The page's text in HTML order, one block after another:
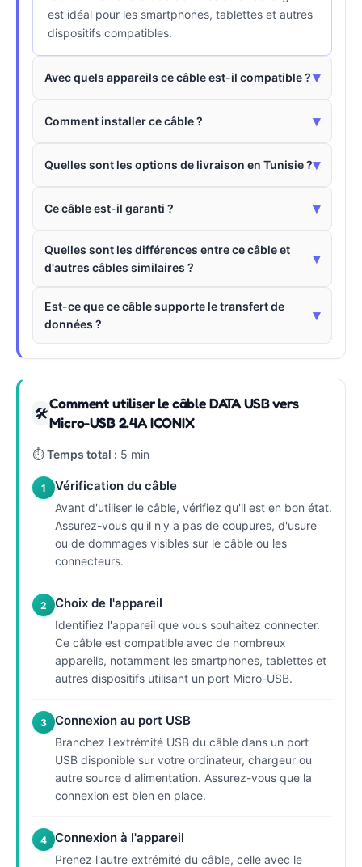
est idéal pour les smartphones, tablettes et autres
dispositifs compatibles.
Avec quels appareils ce câble est-il compatible ?▾
Comment installer ce câble ? ▾
Quelles sont les options de livraison en Tunisie ?▾
Ce câble est-il garanti ? ▾
Quelles sont les différences entre ce câble et
d'autres câbles similaires ?
▾
Est-ce que ce câble supporte le transfert de
données ?
▾
🛠
Comment utiliser le câble DATA USB vers
Micro-USB 2.4A ICONIX
⏱Temps total : 5 min
1 Vérification du câble
Avant d'utiliser le câble, vérifiez qu'il est en bon état.
Assurez-vous qu'il n'y a pas de coupures, d'usure
ou de dommages visibles sur le câble ou les
connecteurs.
2 Choix de l'appareil
Identifiez l'appareil que vous souhaitez connecter.
Ce câble est compatible avec de nombreux
appareils, notamment les smartphones, tablettes et
autres dispositifs utilisant un port Micro-USB.
3 Connexion au port USB
Branchez l'extrémité USB du câble dans un port
USB disponible sur votre ordinateur, chargeur ou
autre source d'alimentation. Assurez-vous que la
connexion est bien en place.
4 Connexion à l'appareil
Prenez l'autre extrémité du câble, celle avec le